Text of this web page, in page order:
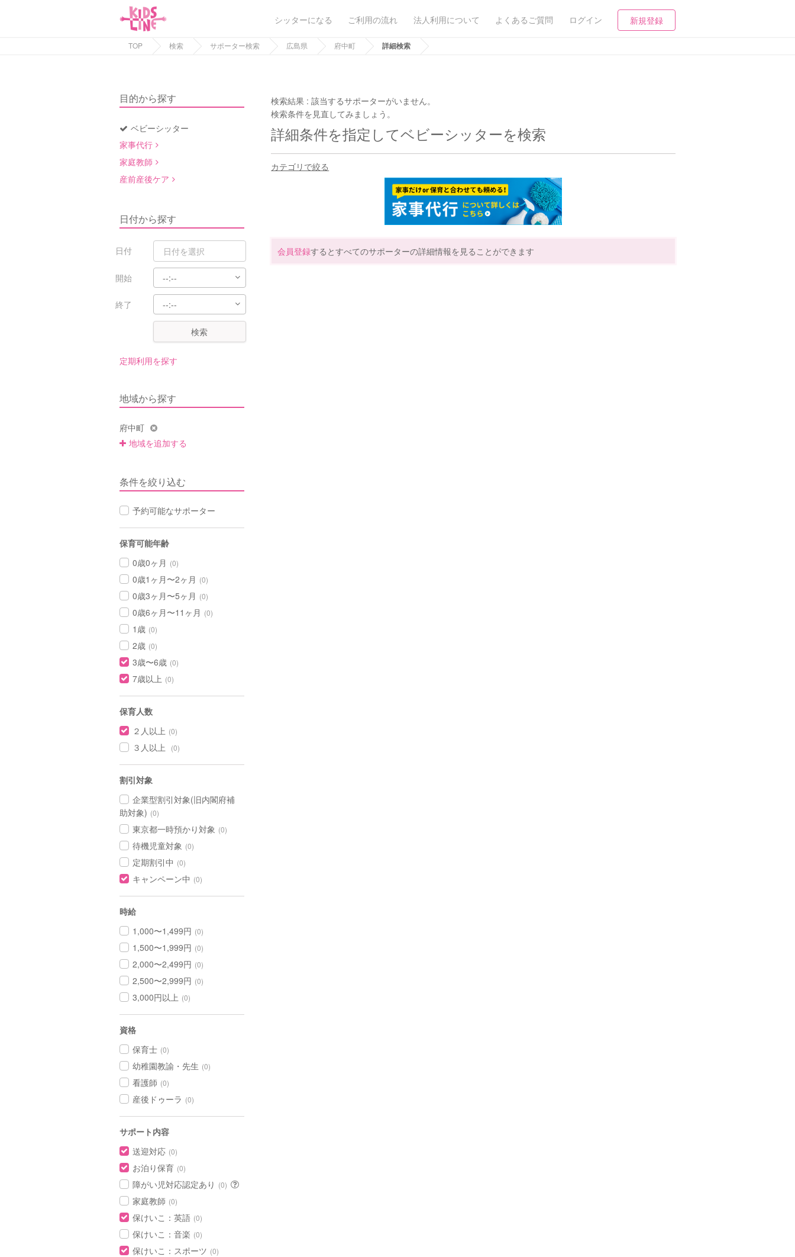
シッターになる ご利用の流れ 法人利用について よくあるご質問 ログイン 新規登録
TOP 検索 サポーター検索 広島県 府中町 詳細検索
目的から探す
ベビーシッター
家事代行
家庭教師
産前産後ケア
日付から探す
日付
開始
終了
検索
定期利用を探す
地域から探す
府中町
地域を追加する
条件を絞り込む
予約可能なサポーター
保育可能年齢
0歳0ヶ月 (0)
0歳1ヶ月〜2ヶ月 (0)
0歳3ヶ月〜5ヶ月 (0)
0歳6ヶ月〜11ヶ月 (0)
1歳 (0)
2歳 (0)
3歳〜6歳 (0)
7歳以上 (0)
保育人数
２人以上 (0)
３人以上 (0)
割引対象
企業型割引対象(旧内閣府補
助対象) (0)
東京都一時預かり対象 (0)
待機児童対象 (0)
定期割引中 (0)
キャンペーン中 (0)
時給
1,000〜1,499円 (0)
1,500〜1,999円 (0)
2,000〜2,499円 (0)
2,500〜2,999円 (0)
3,000円以上 (0)
資格
保育士 (0)
幼稚園教諭・先生 (0)
看護師 (0)
産後ドゥーラ (0)
サポート内容
送迎対応 (0)
お泊り保育 (0)
障がい児対応認定あり (0)
家庭教師 (0)
保けいこ：英語 (0)
保けいこ：音楽 (0)
保けいこ：スポーツ (0)
検索結果 :該当するサポーターがいません。
検索条件を見直してみましょう。
詳細条件を指定してベビーシッターを検索
カテゴリで絞る
会員登録するとすべてのサポーターの詳細情報を見ることができます